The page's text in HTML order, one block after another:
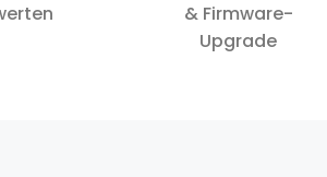
& Firmware-
Upgrade